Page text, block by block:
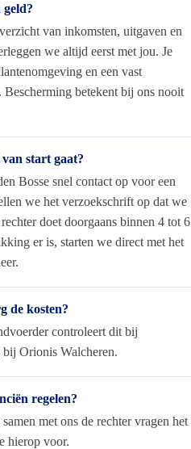
van inkomsten, uitgaven en
we altijd eerst met jou. Je
en een vast
Bescherming betekent bij ons nooit
start gaat?
Bosse snel contact op voor een
we het verzoekschrift op dat we
doet doorgaans binnen 4 tot 6
er is, starten we direct met het
de kosten?
controleert dit bij
bij Orionis Walcheren.
regelen?
met ons de rechter vragen het
hierop voor.